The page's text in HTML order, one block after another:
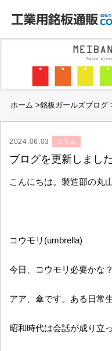
ホーム >銘板ガールズブログ
2024.06.03 コラム
ブログを更新しました
こんにちは。製造部の丸
コウモリ(umbrella)
今日、コウモリ必要かな
アア、傘です。ある日常
昭和時代は会話が成り立